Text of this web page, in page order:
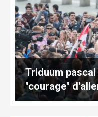
Triduum
"courage"